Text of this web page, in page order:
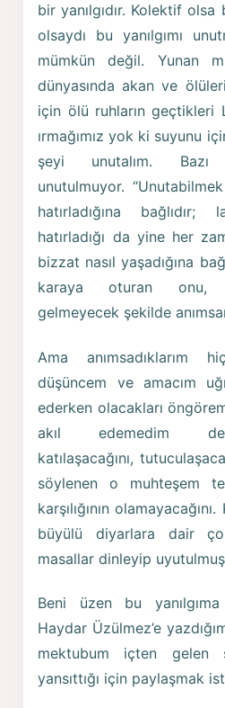
bir yanılgıdır. Kolektif
olsaydı bu yanılgımı
mümkün değil. Yunan
dünyasında akan ve
için ölü ruhların geçtikleri
ırmağımız yok ki suyunu
şeyi unutalım. Bazı
unutulmuyor.
hatırladığına bağlıdır;
hatırladığı da yine her
bizzat nasıl yaşadığına
karaya oturan onu,
gelmeyecek şekilde
Ama anımsadıklarım
düşüncem ve amacım
ederken olacakları
akıl edemedim
katılaşacağını,
söylenen o muhteşem
karşılığının
büyülü diyarlara dair
masallar dinleyip
Beni üzen bu
Haydar Üzülmez’e
mektubum içten gelen
yansıttığı için paylaşmak